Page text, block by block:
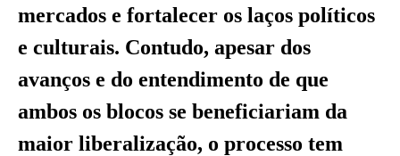
mercados e fortalecer os laços políticos
e culturais. Contudo, apesar dos
avanços e do entendimento de que
ambos os blocos se beneficiariam da
maior liberalização, o processo tem